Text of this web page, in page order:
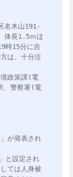
名木山191‐
体長1.5ｍほ
時15分に吉
は、十分注
政策課(電
、警察署(電
が発表され
と設定され
ては人身被